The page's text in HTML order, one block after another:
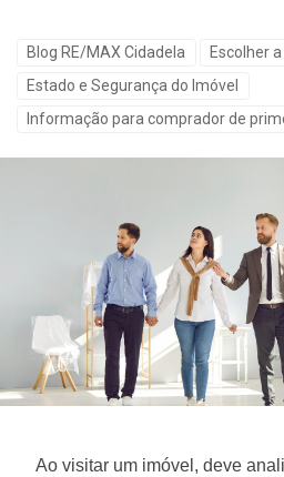
Blog RE/MAX Cidadela
Escolher
Estado e Segurança do Imóvel
Informação para comprador de
Ao visitar um imóvel, deve